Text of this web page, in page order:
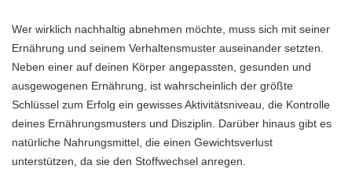
Wer wirklich nachhaltig abnehmen möchte, muss sich mit seiner
Ernährung und seinem Verhaltensmuster auseinander setzten.
Neben einer auf deinen Körper angepassten, gesunden und
ausgewogenen Ernährung, ist wahrscheinlich der größte
Schlüssel zum Erfolg ein gewisses Aktivitätsniveau, die Kontrolle
deines Ernährungsmusters und Disziplin. Darüber hinaus gibt es
natürliche Nahrungsmittel, die einen Gewichtsverlust
unterstützen, da sie den Stoffwechsel anregen.